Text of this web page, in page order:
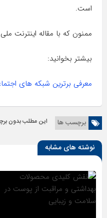
است.
ممنون که با مقاله اینترنت
بیشتر بخوانید:
معرفی برترین شبکه های
برچسب ها این مطلب بدون
نوشته های مشابه